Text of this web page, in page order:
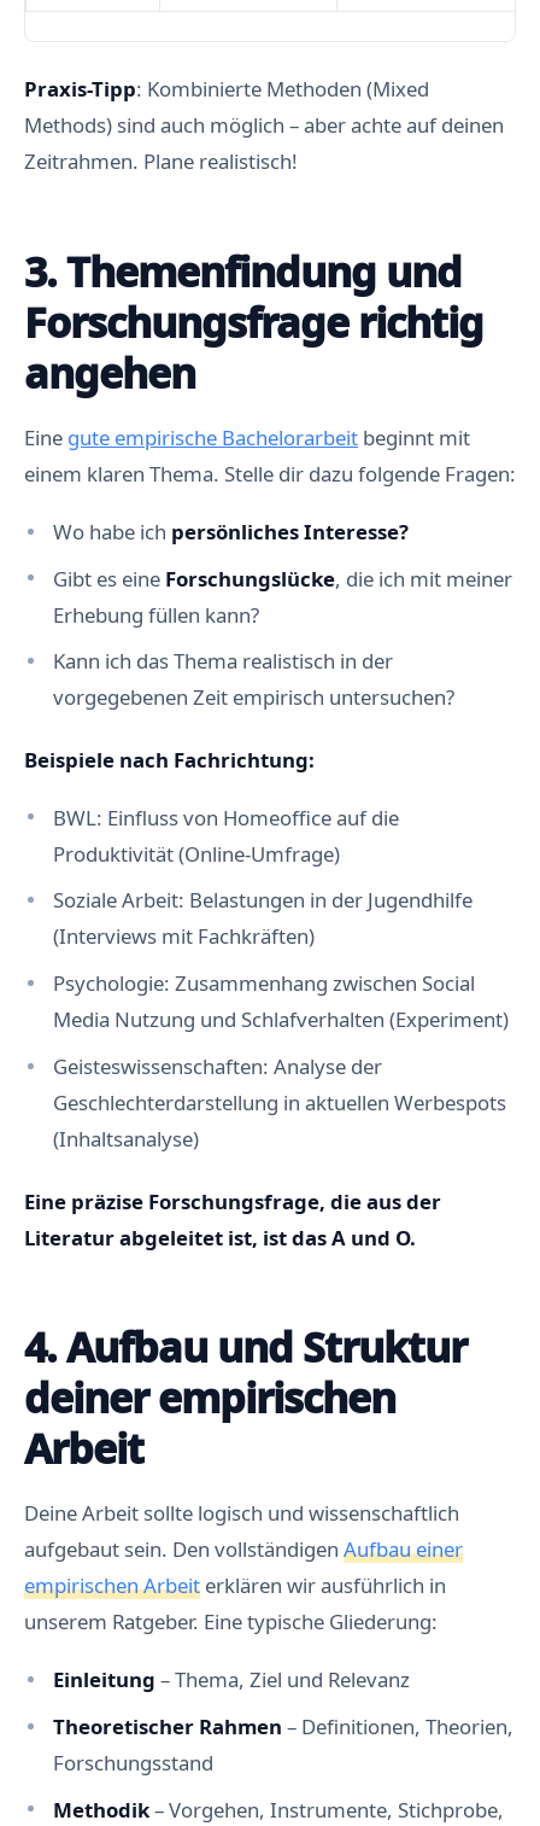
Praxis-Tipp: Kombinierte Methoden (Mixed
Methods) sind auch möglich – aber achte auf deinen
Zeitrahmen. Plane realistisch!
3. Themenfindung und
Forschungsfrage richtig
angehen
Eine gute empirische Bachelorarbeit beginnt mit
einem klaren Thema. Stelle dir dazu folgende Fragen:
Wo habe ich persönliches Interesse?
Gibt es eine Forschungslücke, die ich mit meiner
Erhebung füllen kann?
Kann ich das Thema realistisch in der
vorgegebenen Zeit empirisch untersuchen?
Beispiele nach Fachrichtung:
BWL: Einfluss von Homeoffice auf die
Produktivität (Online-Umfrage)
Soziale Arbeit: Belastungen in der Jugendhilfe
(Interviews mit Fachkräften)
Psychologie: Zusammenhang zwischen Social
Media Nutzung und Schlafverhalten (Experiment)
Geisteswissenschaften: Analyse der
Geschlechterdarstellung in aktuellen Werbespots
(Inhaltsanalyse)
Eine präzise Forschungsfrage, die aus der
Literatur abgeleitet ist, ist das A und O.
4. Aufbau und Struktur
deiner empirischen
Arbeit
Deine Arbeit sollte logisch und wissenschaftlich
aufgebaut sein. Den vollständigen Aufbau einer
empirischen Arbeit erklären wir ausführlich in
unserem Ratgeber. Eine typische Gliederung:
Einleitung – Thema, Ziel und Relevanz
Theoretischer Rahmen – Definitionen, Theorien,
Forschungsstand
Methodik– Vorgehen, Instrumente, Stichprobe,